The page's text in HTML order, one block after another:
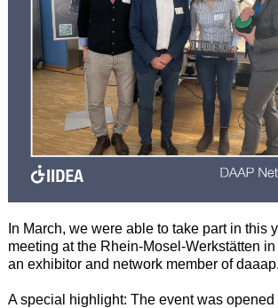
In March, we were able to take part in this
meeting at the Rhein-Mosel-Werkstätten
an exhibitor and network member of daaap.
A special highlight: The event was opened